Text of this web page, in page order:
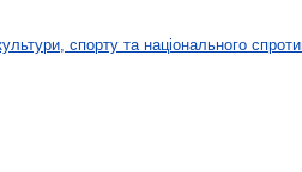
спорту та національного